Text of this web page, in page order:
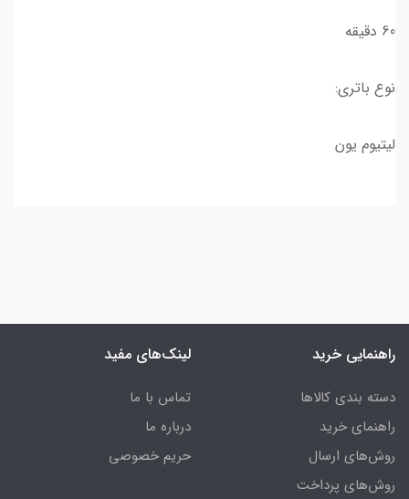
60 دقیقه
نوع باتری:
لیتیوم یون
راهنمایی خرید
دسته بندی کالاها
راهنمای خرید
روش‌های ارسال
روش‌های پرداخت
لینک‌های مفید
تماس با ما
درباره ما
حریم خصوصی